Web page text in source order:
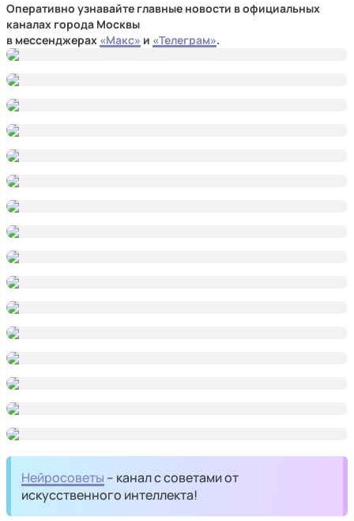
Оперативно узнавайте главные новости в официальных
каналах города Москвы
в мессенджерах «Макс» и «Телеграм».
Нейросоветы – канал с советами от
искусственного интеллекта!